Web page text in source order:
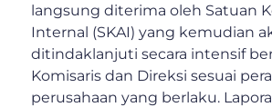
langsung diterima oleh Satuan
Internal (SKAI) yang kemudian
ditindaklanjuti secara intensif
Komisaris dan Direksi sesuai
perusahaan yang berlaku.